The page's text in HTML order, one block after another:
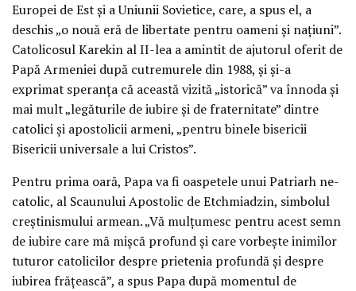
Europei de Est şi a Uniunii Sovietice, care, a spus el, a
deschis „o nouă eră de libertate pentru oameni şi naţiuni”.
Catolicosul Karekin al II-lea a amintit de ajutorul oferit de
Papă Armeniei după cutremurele din 1988, şi şi-a
exprimat speranţa că această vizită „istorică” va înnoda şi
mai mult „legăturile de iubire şi de fraternitate” dintre
catolici şi apostolicii armeni, „pentru binele bisericii
Bisericii universale a lui Cristos”.
Pentru prima oară, Papa va fi oaspetele unui Patriarh ne-
catolic, al Scaunului Apostolic de Etchmiadzin, simbolul
creştinismului armean. „Vă mulţumesc pentru acest semn
de iubire care mă mişcă profund şi care vorbeşte inimilor
tuturor catolicilor despre prietenia profundă şi despre
iubirea frăţească”, a spus Papa după momentul de